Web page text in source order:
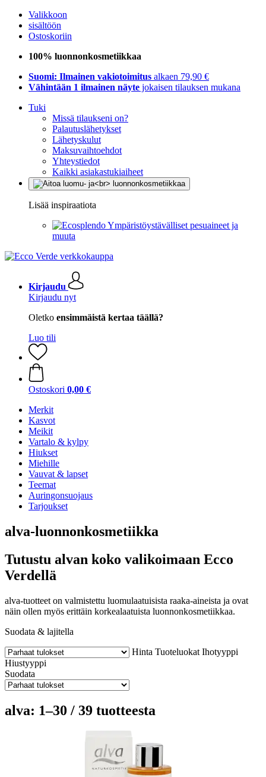
Valikkoon
sisältöön
Ostoskoriin
100% luonnonkosmetiikkaa
Suomi: Ilmainen vakiotoimitus alkaen 79,90 €
Vähintään 1 ilmainen näyte jokaisen tilauksen mukana
Tuki
Missä tilaukseni on?
Palautuslähetykset
Lähetyskulut
Maksuvaihtoehdot
Yhteystiedot
Kaikki asiakastukiaiheet
Lisää inspiraatiota
Ympäristöystävälliset pesuaineet ja
muuta
Kirjaudu
Kirjaudu nyt
Oletko ensimmäistä kertaa täällä?
Luo tili
Ostoskori 0,00 €
Merkit
Kasvot
Meikit
Vartalo & kylpy
Hiukset
Miehille
Vauvat & lapset
Teemat
Auringonsuojaus
Tarjoukset
alva-luonnonkosmetiikka
Tutustu alvan koko valikoimaan Ecco
Verdellä
alva-tuotteet on valmistettu luomulaatuisista raaka-aineista ja ovat
näin ollen myös erittäin korkealaatuista luonnonkosmetiikkaa.
Suodata & lajitella
Hinta Tuoteluokat Ihotyyppi
Hiustyyppi
Suodata
alva: 1–30 / 39 tuotteesta